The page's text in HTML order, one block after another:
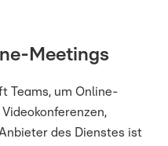
Meetings
Teams, um Online-
des Dienstes ist